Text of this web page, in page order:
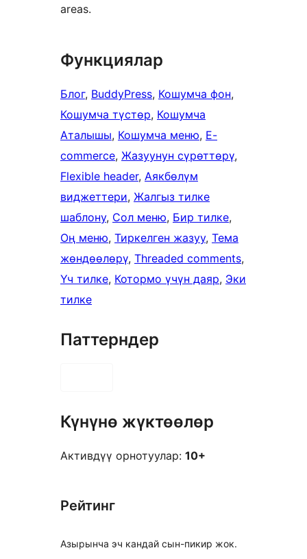
areas.
Функциялар
Блог, BuddyPress, Кошумча фон
Кошумча түстөр, Кошумча
Аталышы, Кошумча меню, E-
commerce, Жазуунун сүрөттөрү
Flexible header, Аякбөлүм
виджеттери, Жалгыз тилке
шаблону, Сол меню, Бир тилке
Оң меню, Тиркелген жазуу, Тема
жөндөөлөрү, Threaded comments
Үч тилке, Котормо үчүн даяр, Эки
тилке
Паттерндер
Күнүнө жүктөөлөр
Активдүү орнотуулар: 10+
Рейтинг
Азырынча эч кандай сын-пикир жок.